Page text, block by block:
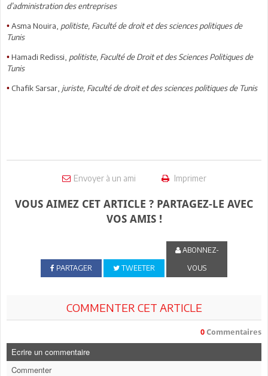
d’administration des entreprises
• Asma Nouira, politiste, Faculté de droit et des sciences politiques de
Tunis
• Hamadi Redissi, politiste, Faculté de Droit et des Sciences Politiques de
Tunis
• Chafik Sarsar, juriste, Faculté de droit et des sciences politiques de Tunis
Envoyer à un ami Imprimer
VOUS AIMEZ CET ARTICLE ? PARTAGEZ-LE AVEC
VOS AMIS !
PARTAGER TWEETER
ABONNEZ-
VOUS
COMMENTER CET ARTICLE
0 Commentaires
Ecrire un commentaire
Commenter